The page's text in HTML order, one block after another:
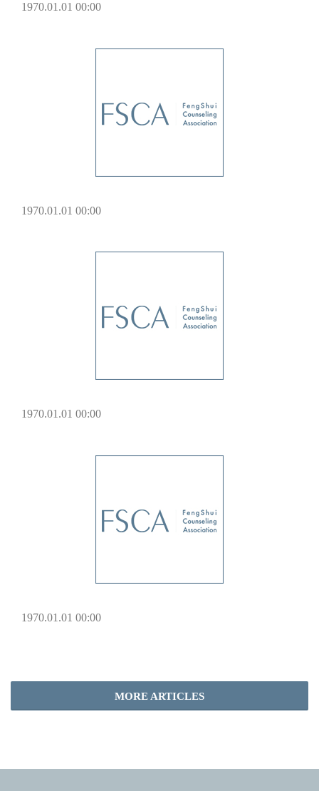
1970.01.01 00:00
1970.01.01 00:00
1970.01.01 00:00
1970.01.01 00:00
MORE ARTICLES